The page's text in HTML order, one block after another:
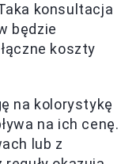
konsultacja
będzie
koszty
na kolorystykę
na ich cenę.
lub z